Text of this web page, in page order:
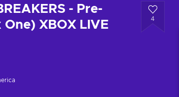
- Pre-
XBOX LIVE
4